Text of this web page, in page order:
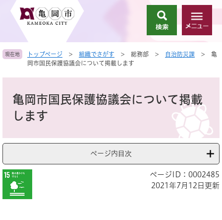
頭
す
飛
し
索
メ
ニ
ー
現在地 トップページ > 組織でさがす > 総務部 > 自治防災課 >
亀
岡市国民保護協議会について掲載します
亀岡市国民保護協議会について掲載
します
ページ内目次
ページID：0002485
2021年7月12日更新